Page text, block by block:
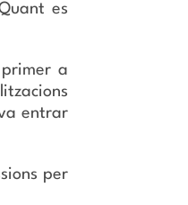
es
a
entrar
per